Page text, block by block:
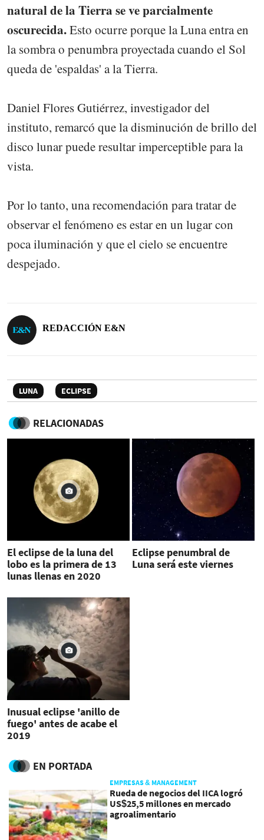
natural de la Tierra se ve parcialmente
oscurecida.Esto ocurre porque la Luna entra en
la sombra o penumbra proyectada cuando el Sol
queda de 'espaldas' a la Tierra.
Daniel Flores Gutiérrez, investigador del
instituto, remarcó que la disminución de brillo del
disco lunar puede resultar imperceptible para la
vista.
Por lo tanto, una recomendación para tratar de
observar el fenómeno es estar en un lugar con
poca iluminación y que el cielo se encuentre
despejado.
REDACCIÓN E&N
LUNA ECLIPSE
RELACIONADAS
El eclipse de la luna del
lobo es la primera de 13
lunas llenas en 2020
Eclipse penumbral de
Luna será este viernes
Inusual eclipse 'anillo de
fuego' antes de acabe el
2019
EN PORTADA
EMPRESAS & MANAGEMENT
Rueda de negocios del IICA logró
US$25,5 millones en mercado
agroalimentario